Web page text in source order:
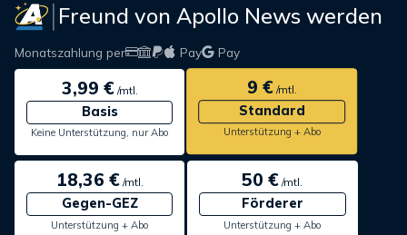
Freund von Apollo News werden
Monatszahlung per Pay Pay
3,99 €/mtl.
Basis
Keine Unterstützung, nur Abo
9 €/mtl.
Standard
Unterstützung + Abo
18,36 €/mtl.
Gegen-GEZ
Unterstützung + Abo
50 € /mtl.
Förderer
Unterstützung + Abo